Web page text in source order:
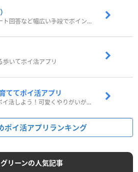
歩いたりアンケート回答など幅広い手段でポイントをゲット
歩いてポイ活アプリ
ててポイ活アプリ
ペットを育ってポイ活しよう！可愛くやりがいがある新感覚アプリ
ポイ活アプリランキング
リーンの人気記事